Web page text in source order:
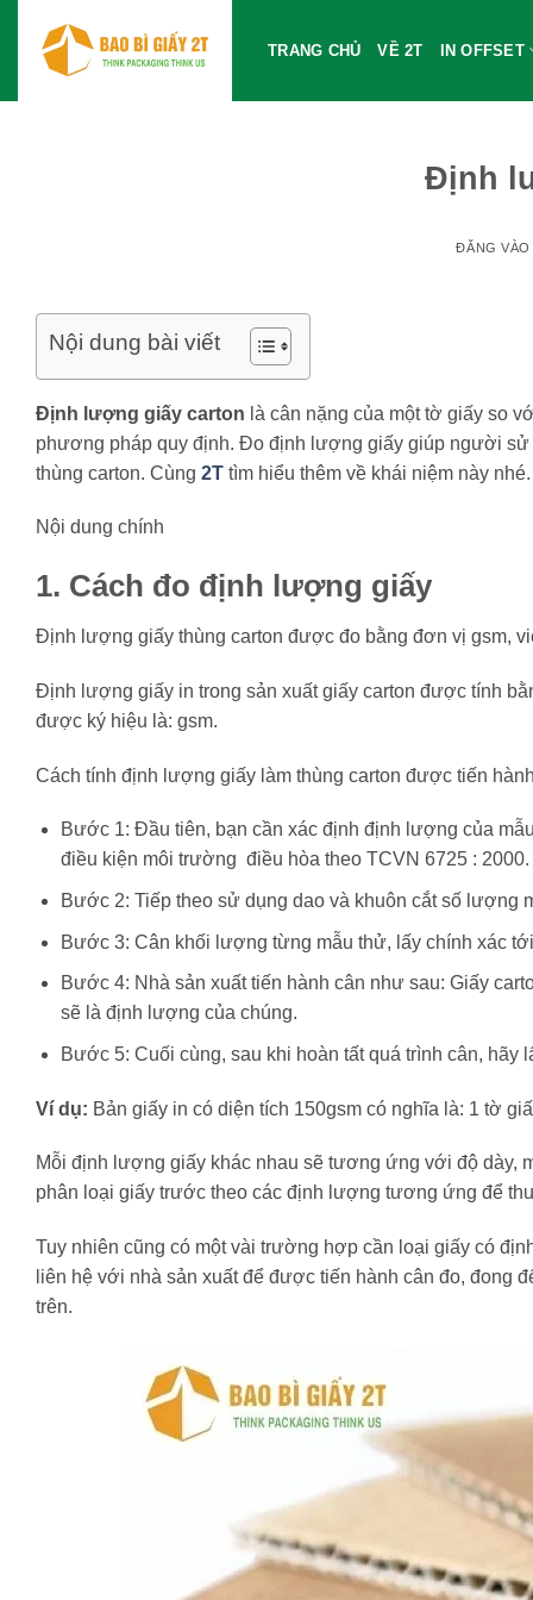
dung
TRANG CHỦ VỀ 2T IN OFFSET
Định
ĐĂNG
Nội dung bài viết
Định lượng giấy carton là cân nặng của một tờ giấy so
phương pháp quy định. Đo định lượng giấy giúp người
thùng carton. Cùng 2T tìm hiểu thêm về khái niệm này nhé.
Nội dung chính
1. Cách đo định lượng giấy
Định lượng giấy thùng carton được đo bằng đơn vị gsm,
Định lượng giấy in trong sản xuất giấy carton được tính
được ký hiệu là: gsm.
Cách tính định lượng giấy làm thùng carton được tiến
Bước 1: Đầu tiên, bạn cần xác định định lượng của
điều kiện môi trường điều hòa theo TCVN 6725 : 2000.
Bước 2: Tiếp theo sử dụng dao và khuôn cắt số lượng
Bước 3: Cân khối lượng từng mẫu thử, lấy chính xác
Bước 4: Nhà sản xuất tiến hành cân như sau: Giấy
sẽ là định lượng của chúng.
Bước 5: Cuối cùng, sau khi hoàn tất quá trình cân,
Ví dụ: Bản giấy in có diện tích 150gsm có nghĩa là: 1 tờ
Mỗi định lượng giấy khác nhau sẽ tương ứng với độ dày,
phân loại giấy trước theo các định lượng tương ứng để
Tuy nhiên cũng có một vài trường hợp cần loại giấy có
liên hệ với nhà sản xuất để được tiến hành cân đo, đong
trên.